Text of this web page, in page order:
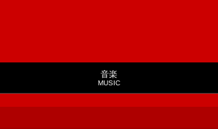
音楽
MUSIC